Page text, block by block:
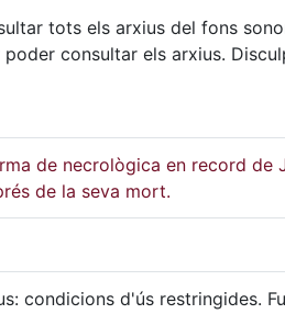
tots els arxius del fons
consultar els arxius.
de necrològica en record de
de la seva mort.
condicions d'ús restringides.